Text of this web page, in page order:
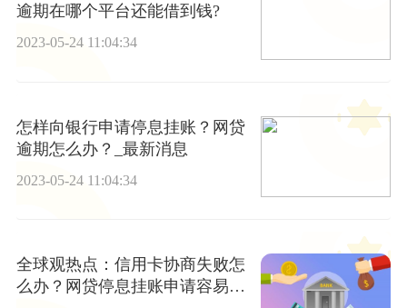
逾期在哪个平台还能借到钱?
2023-05-24 11:04:34
怎样向银行申请停息挂账？网贷
逾期怎么办？_最新消息
2023-05-24 11:04:34
全球观热点：信用卡协商失败怎
么办？网贷停息挂账申请容易